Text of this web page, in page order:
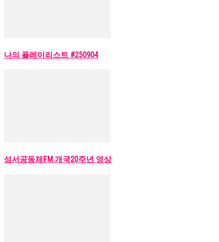
나의 플레이리스트 #250904
성서공동체FM 개국20주년 영상